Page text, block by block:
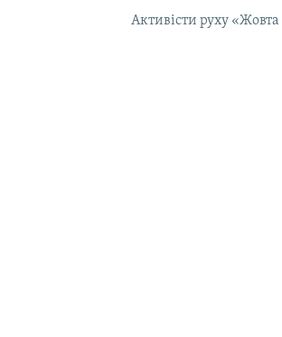
Активісти руху «Жовта